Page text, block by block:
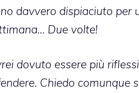
davvero dispiaciuto per
Due volte!
dovuto essere più
Chiedo comunque